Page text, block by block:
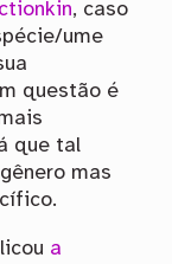
, caso
ume
questão é
que tal
mas
a